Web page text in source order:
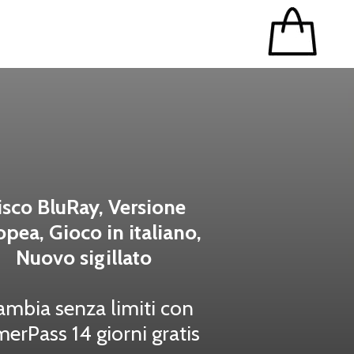
BluRay, Versione
Gioco in italiano,
Nuovo sigillato
senza limiti con
14 giorni gratis